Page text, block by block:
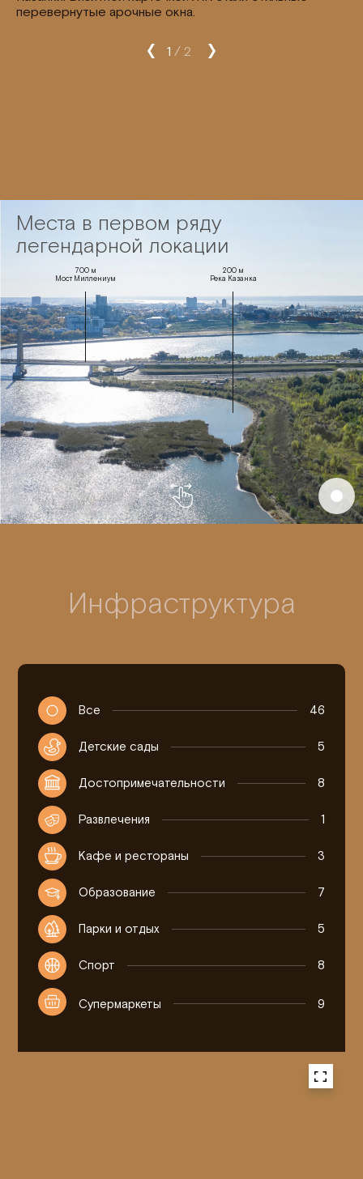
перевернутые арочные окна.
комплексом, которому удалось собрать золотой
требл. Этим результатом он обязан
(первое заведение подобного профиля в Поволжье)
1 / 2
Места в первом ряду
легендарной локации
200 м
Река Казанка
700 м
Мост Миллениум
Инфраструктура
Все 46
Детские сады 5
Достопримечательности 8
Развлечения 1
Кафе и рестораны 3
Образование 7
Парки и отдых 5
Спорт 8
Супермаркеты 9